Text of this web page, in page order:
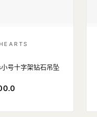
号十字架钻石吊坠